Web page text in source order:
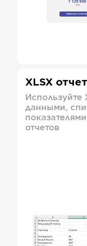
XLSX отчет
Используйте
данными,
отчетов